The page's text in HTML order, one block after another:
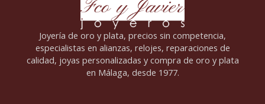
Joyería de oro y plata, precios sin competencia,
especialistas en alianzas, relojes, reparaciones de
calidad, joyas personalizadas y compra de oro y plata
en Málaga, desde 1977.